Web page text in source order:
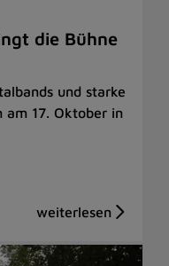
die Bühne
und starke
am 17. Oktober in